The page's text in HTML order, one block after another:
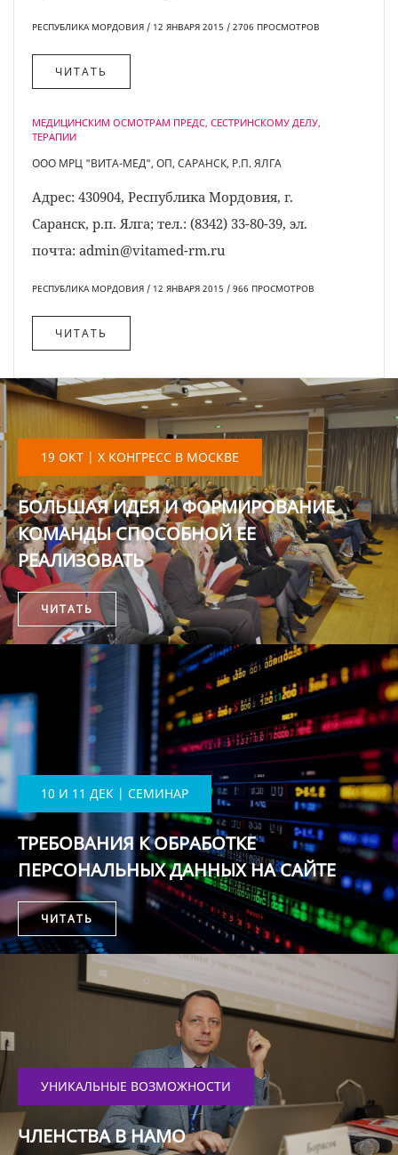
РЕСПУБЛИКА МОРДОВИЯ / 12 ЯНВАРЯ 2015 / 2706 ПРОСМОТРОВ
ЧИТАТЬ
МЕДИЦИНСКИМ ОСМОТРАМ ПРЕДС, СЕСТРИНСКОМУ ДЕЛУ,
ТЕРАПИИ
ООО МРЦ "ВИТА-МЕД", ОП, САРАНСК, Р.П. ЯЛГА
Адрес: 430904, Республика Мордовия, г.
Саранск, р.п. Ялга; тел.: (8342) 33-80-39, эл.
почта: admin@vitamed-rm.ru
РЕСПУБЛИКА МОРДОВИЯ / 12 ЯНВАРЯ 2015 / 966 ПРОСМОТРОВ
ЧИТАТЬ
19 ОКТ | X КОНГРЕСС В МОСКВЕ
БОЛЬШАЯ ИДЕЯ И ФОРМИРОВАНИЕ
КОМАНДЫ СПОСОБНОЙ ЕЕ
РЕАЛИЗОВАТЬ
ЧИТАТЬ
10 И 11 ДЕК | СЕМИНАР
ТРЕБОВАНИЯ К ОБРАБОТКЕ
ПЕРСОНАЛЬНЫХ ДАННЫХ НА САЙТЕ
ЧИТАТЬ
УНИКАЛЬНЫЕ ВОЗМОЖНОСТИ
ЧЛЕНСТВА В НАМО